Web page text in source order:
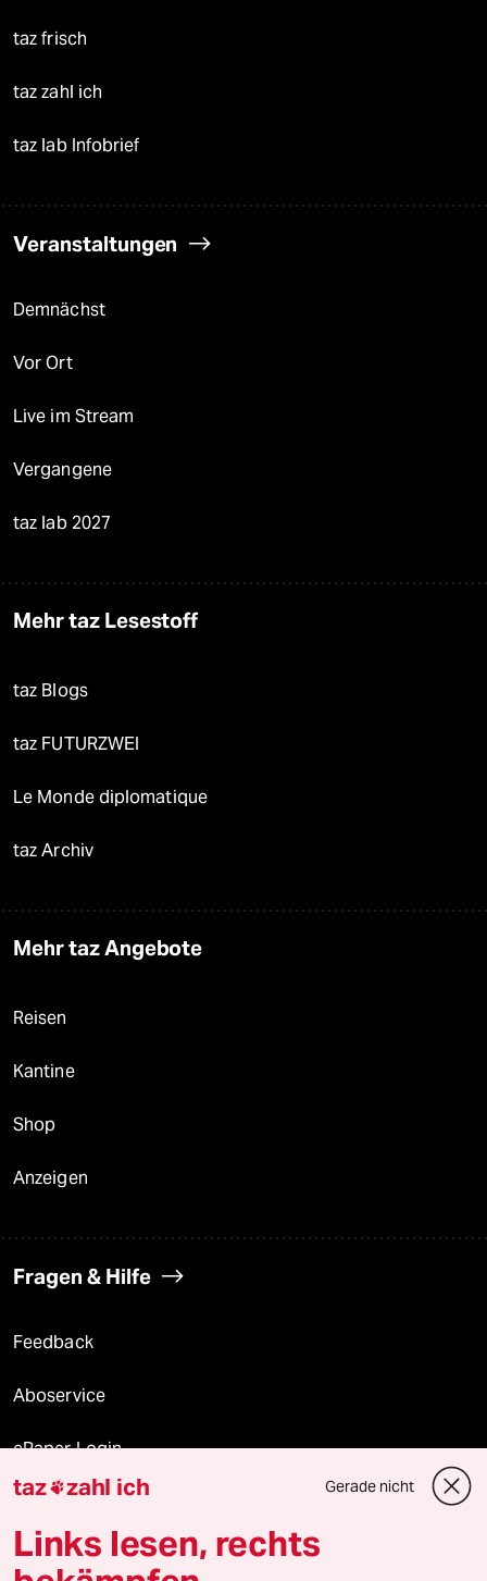
taz frisch
taz zahl ich
taz lab Infobrief
Veranstaltungen
Demnächst
Vor Ort
Live im Stream
Vergangene
taz lab 2027
Mehr taz Lesestoff
taz Blogs
taz FUTURZWEI
Le Monde diplomatique
taz Archiv
Mehr taz Angebote
Reisen
Kantine
Shop
Anzeigen
Fragen & Hilfe
Feedback
Aboservice
ePaper Login
Downloads für Abonnierende
taz zahl ich Gerade nicht
Links lesen, rechts